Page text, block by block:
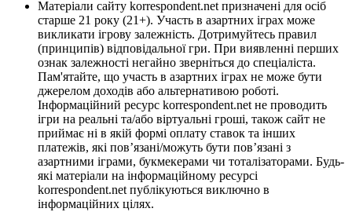
Матеріали сайту korrespondent.net призначені для осіб
старше 21 року (21+). Участь в азартних іграх може
викликати ігрову залежність. Дотримуйтесь правил
(принципів) відповідальної гри. При виявленні перших
ознак залежності негайно зверніться до спеціаліста.
Пам'ятайте, що участь в азартних іграх не може бути
джерелом доходів або альтернативою роботі.
Інформаційний ресурс korrespondent.net не проводить
ігри на реальні та/або віртуальні гроші, також сайт не
приймає ні в якій формі оплату ставок та інших
платежів, які пов’язані/можуть бути пов’язані з
азартними іграми, букмекерами чи тоталізаторами. Будь-
які матеріали на інформаційному ресурсі
korrespondent.net публікуються виключно в
інформаційних цілях.